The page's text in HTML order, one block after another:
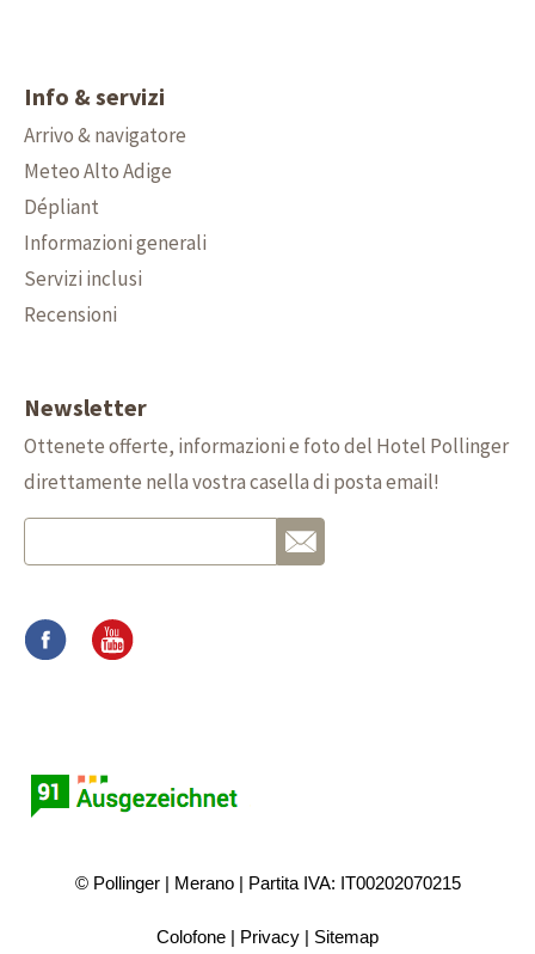
Info & servizi
Arrivo & navigatore
Meteo Alto Adige
Dépliant
Informazioni generali
Servizi inclusi
Recensioni
Newsletter
Ottenete offerte, informazioni e foto del Hotel Pollinger
direttamente nella vostra casella di posta email!
© Pollinger Merano Partita IVA: IT00202070215
Colofone Privacy Sitemap